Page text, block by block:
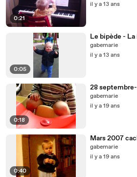
0:21
il y a 13 ans
0:05
Le bipède -
gabemarie
il y a 13 ans
0:18
28
gabemarie
il y a 19 ans
0:40
Mars 2007
gabemarie
il y a 19 ans